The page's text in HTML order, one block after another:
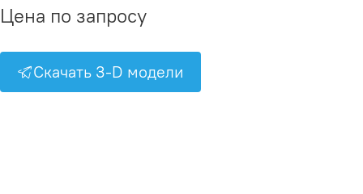
Цена по запросу
Скачать 3-D модели